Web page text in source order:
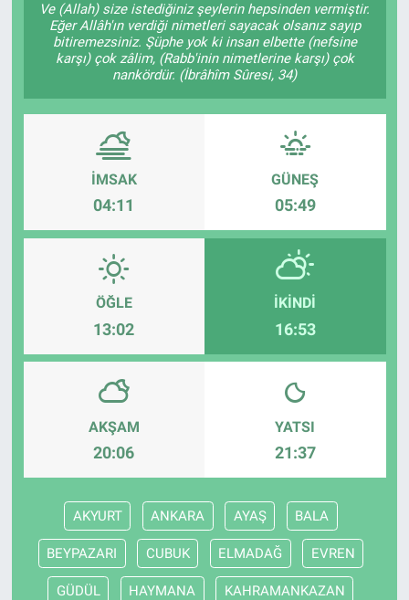
Ve (Allah) size istediğiniz şeylerin hepsinden vermiştir.
Eğer Allâh'ın verdiği nimetleri sayacak olsanız sayıp
bitiremezsiniz. Şüphe yok ki insan elbette (nefsine
karşı) çok zâlim, (Rabb'inin nimetlerine karşı) çok
nankördür. (İbrâhîm Sûresi, 34)
İMSAK
04:11
GÜNEŞ
05:49
ÖĞLE
13:02
İKINDI
16:53
AKŞAM
20:06
YATSI
21:37
AKYURT ANKARA AYAŞ BALA
BEYPAZARI CUBUK ELMADAĞ EVREN
GÜDÜL HAYMANA KAHRAMANKAZAN